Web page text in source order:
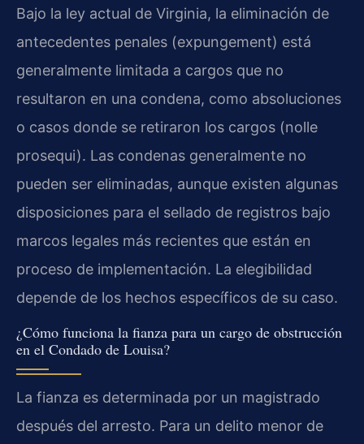
Bajo la ley actual de Virginia, la eliminación de
antecedentes penales (expungement) está
generalmente limitada a cargos que no
resultaron en una condena, como absoluciones
o casos donde se retiraron los cargos (nolle
prosequi). Las condenas generalmente no
pueden ser eliminadas, aunque existen algunas
disposiciones para el sellado de registros bajo
marcos legales más recientes que están en
proceso de implementación. La elegibilidad
depende de los hechos específicos de su caso.
¿Cómo funciona la fianza para un cargo de obstrucción
en el Condado de Louisa?
La fianza es determinada por un magistrado
después del arresto. Para un delito menor de